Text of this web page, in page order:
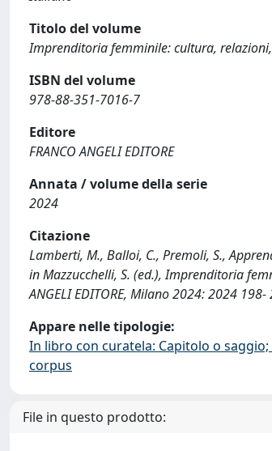
Titolo del volume
Imprenditoria femminile: cultura,
ISBN del volume
978-88-351-7016-7
Editore
FRANCO ANGELI EDITORE
Annata / volume della serie
2024
Citazione
Lamberti, M., Balloi, C., Premoli, S.,
in Mazzucchelli, S. (ed.), Imprenditoria
ANGELI EDITORE, Milano 2024: 2024
Appare nelle tipologie:
In libro con curatela: Capitolo o
corpus
File in questo prodotto: